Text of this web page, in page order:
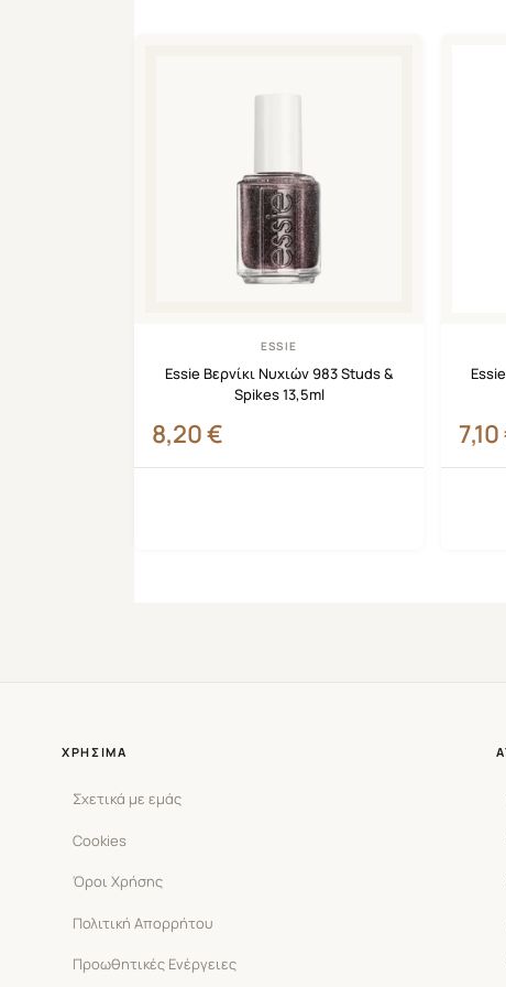
ESSIE
Essie Βερνίκι Νυχιών 983 Studs &
Spikes 13,5ml
8,20€ 7,10
ΧΡΉΣΙΜΑ
Σχετικά με εμάς
Cookies
Όροι Χρήσης
Πολιτική Απορρήτου
Προωθητικές Ενέργειες